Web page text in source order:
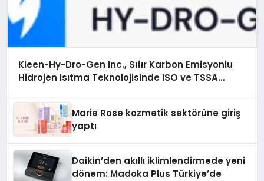
Kleen-Hy-Dro-Gen Inc., Sıfır Karbon Emisyonlu
Hidrojen Isıtma Teknolojisinde ISO ve TSSA
Marie Rose kozmetik sektörüne giriş
yaptı
Daikin’den akıllı iklimlendirmede yeni
dönem: Madoka Plus Türkiye’de